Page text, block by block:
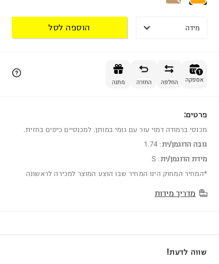
מידה הוספה לסל
1
אספקה החלפה החזרה מתנה
פרטים:
מכנסי ברמודה דמוי עור עם גומי במותן. למכנסיים כיסים בחזית.
גובה הדוגמן/ית:
1.74
מידת הדוגמן/ית:
S
*המחיר המחוק הינו המחיר שבו הוצע המוצר למכירה לראשונה
מדריך מידות
שווה לדעת!